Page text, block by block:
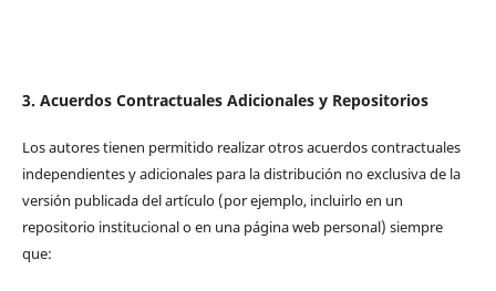
3. Acuerdos Contractuales Adicionales y Repositorios
Los autores tienen permitido realizar otros acuerdos contractuales
independientes y adicionales para la distribución no exclusiva de la
versión publicada del artículo (por ejemplo, incluirlo en un
repositorio institucional o en una página web personal) siempre
que: